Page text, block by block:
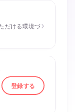
だける環境づ ›
登録する